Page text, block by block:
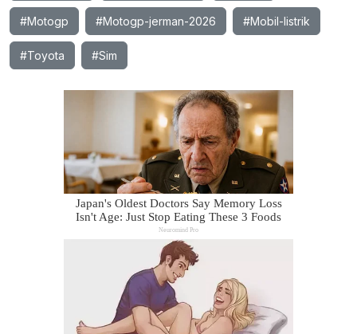
#Motogp #Motogp-jerman-2026 #Mobil-listrik
#Toyota #Sim